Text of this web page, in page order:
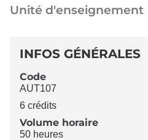
Unité d'enseignement
DÉTAILS
INFOS GÉNÉRALES
Code
AUT107
6 crédits
Volume horaire
50 heures